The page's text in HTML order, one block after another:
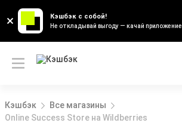
Кэшбэк с собой!
Не откладывай выгоду — качай приложение
Кэшбэк
Все магазины
Оnline Success Store на Wildberries